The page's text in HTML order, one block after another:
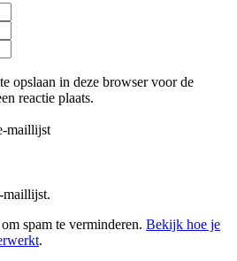
opslaan in deze browser voor de
reactie plaats.
maillijst
maillijst.
spam te verminderen. Bekijk hoe je
.